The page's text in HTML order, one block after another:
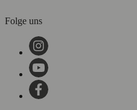
Folge uns